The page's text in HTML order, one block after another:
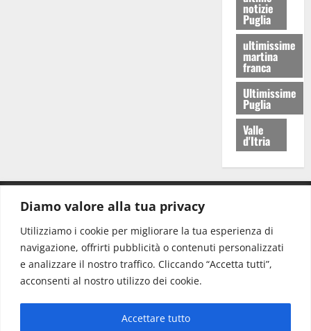
Diamo valore alla tua privacy
Utilizziamo i cookie per migliorare la tua esperienza di
navigazione, offrirti pubblicità o contenuti personalizzati
e analizzare il nostro traffico. Cliccando “Accetta tutti”,
acconsenti al nostro utilizzo dei cookie.
Accettare tutto
notizie
Puglia
ultimissime
martina
franca
Ultimissime
Puglia
Valle
d'Itria
Redazione: redazione@www.martinasera.it
Direttore:direttore@www.martinasera.it
Info & Commerciale:info@www.martinasera.it